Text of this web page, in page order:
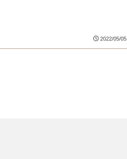
2022/05/05